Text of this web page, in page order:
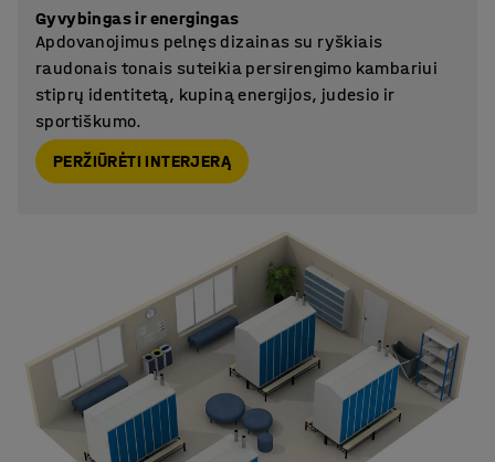
Gyvybingas ir energingas
Apdovanojimus pelnęs dizainas su ryškiais
raudonais tonais suteikia persirengimo kambariui
stiprų identitetą, kupiną energijos, judesio ir
sportiškumo.
PERŽIŪRĖTI INTERJERĄ